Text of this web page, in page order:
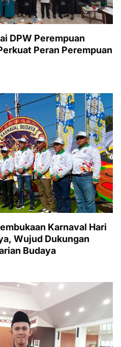
DPW Perempuan
Peran Perempuan
Karnaval Hari
Wujud Dukungan
Budaya